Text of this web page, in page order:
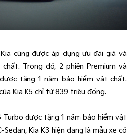
cũng được áp dụng ưu đãi giá và
Trong đó, 2 phiên Premium và
tặng 1 năm bảo hiểm vật chất.
Kia K5 chỉ từ 839 triệu đồng.
Turbo được tặng 1 năm bảo hiểm vật
Kia K3 hiện đang là mẫu xe có